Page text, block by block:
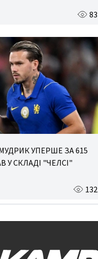
83
УПЕРШЕ ЗА 615
У СКЛАДІ "ЧЕЛСІ"
132